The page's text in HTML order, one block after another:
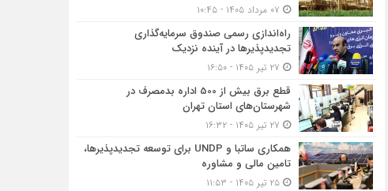
راه‌اندازی رسمی صندوق سرمایه‌گذاری
تجدیدپذیرها در آینده نزدیک
قطع برق بیش از 500 اداره بدمصرف در
شهرستان‌های استان تهران
همکاری ساتبا و UNDP برای توسعه تجدیدپذیرها،
تامین مالی و مشاوره
۲۵ تیر ۱۴۰۵ - ۱۱:۵۳